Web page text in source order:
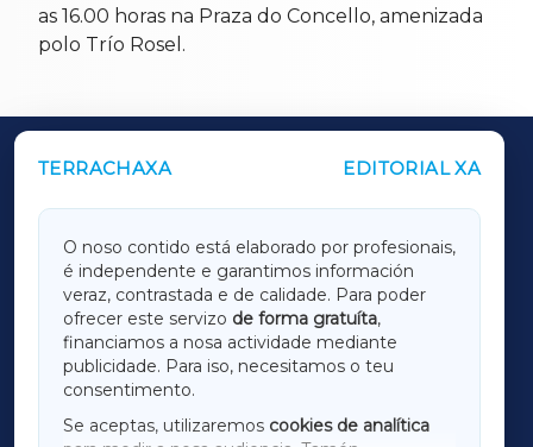
as 16.00 horas na Praza do Concello, amenizada
polo Trío Rosel.
TERRACHAXA EDITORIAL XA
O noso contido está elaborado por profesionais,
é independente e garantimos información
veraz, contrastada e de calidade. Para poder
ofrecer este servizo de forma gratuíta,
financiamos a nosa actividade mediante
publicidade. Para iso, necesitamos o teu
consentimento.
Se aceptas, utilizaremos cookies de analítica
OUTROS PERIÓDICOS
LUGOXA
TERRACHAXA